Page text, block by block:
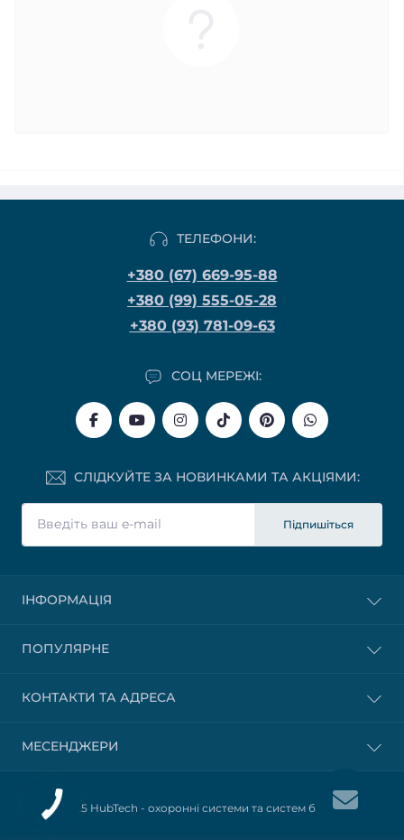
ТЕЛЕФОНИ:
+380 (67) 669-95-88
+380 (99) 555-05-28
+380 (93) 781-09-63
СОЦ МЕРЕЖІ:
СЛІДКУЙТЕ ЗА НОВИНКАМИ ТА АКЦІЯМИ:
Підпишіться
ІНФОРМАЦІЯ
ПОПУЛЯРНЕ
КОНТАКТИ ТА АДРЕСА
МЕСЕНДЖЕРИ
© 2025 HubTech - охоронні системи та систем безпеки